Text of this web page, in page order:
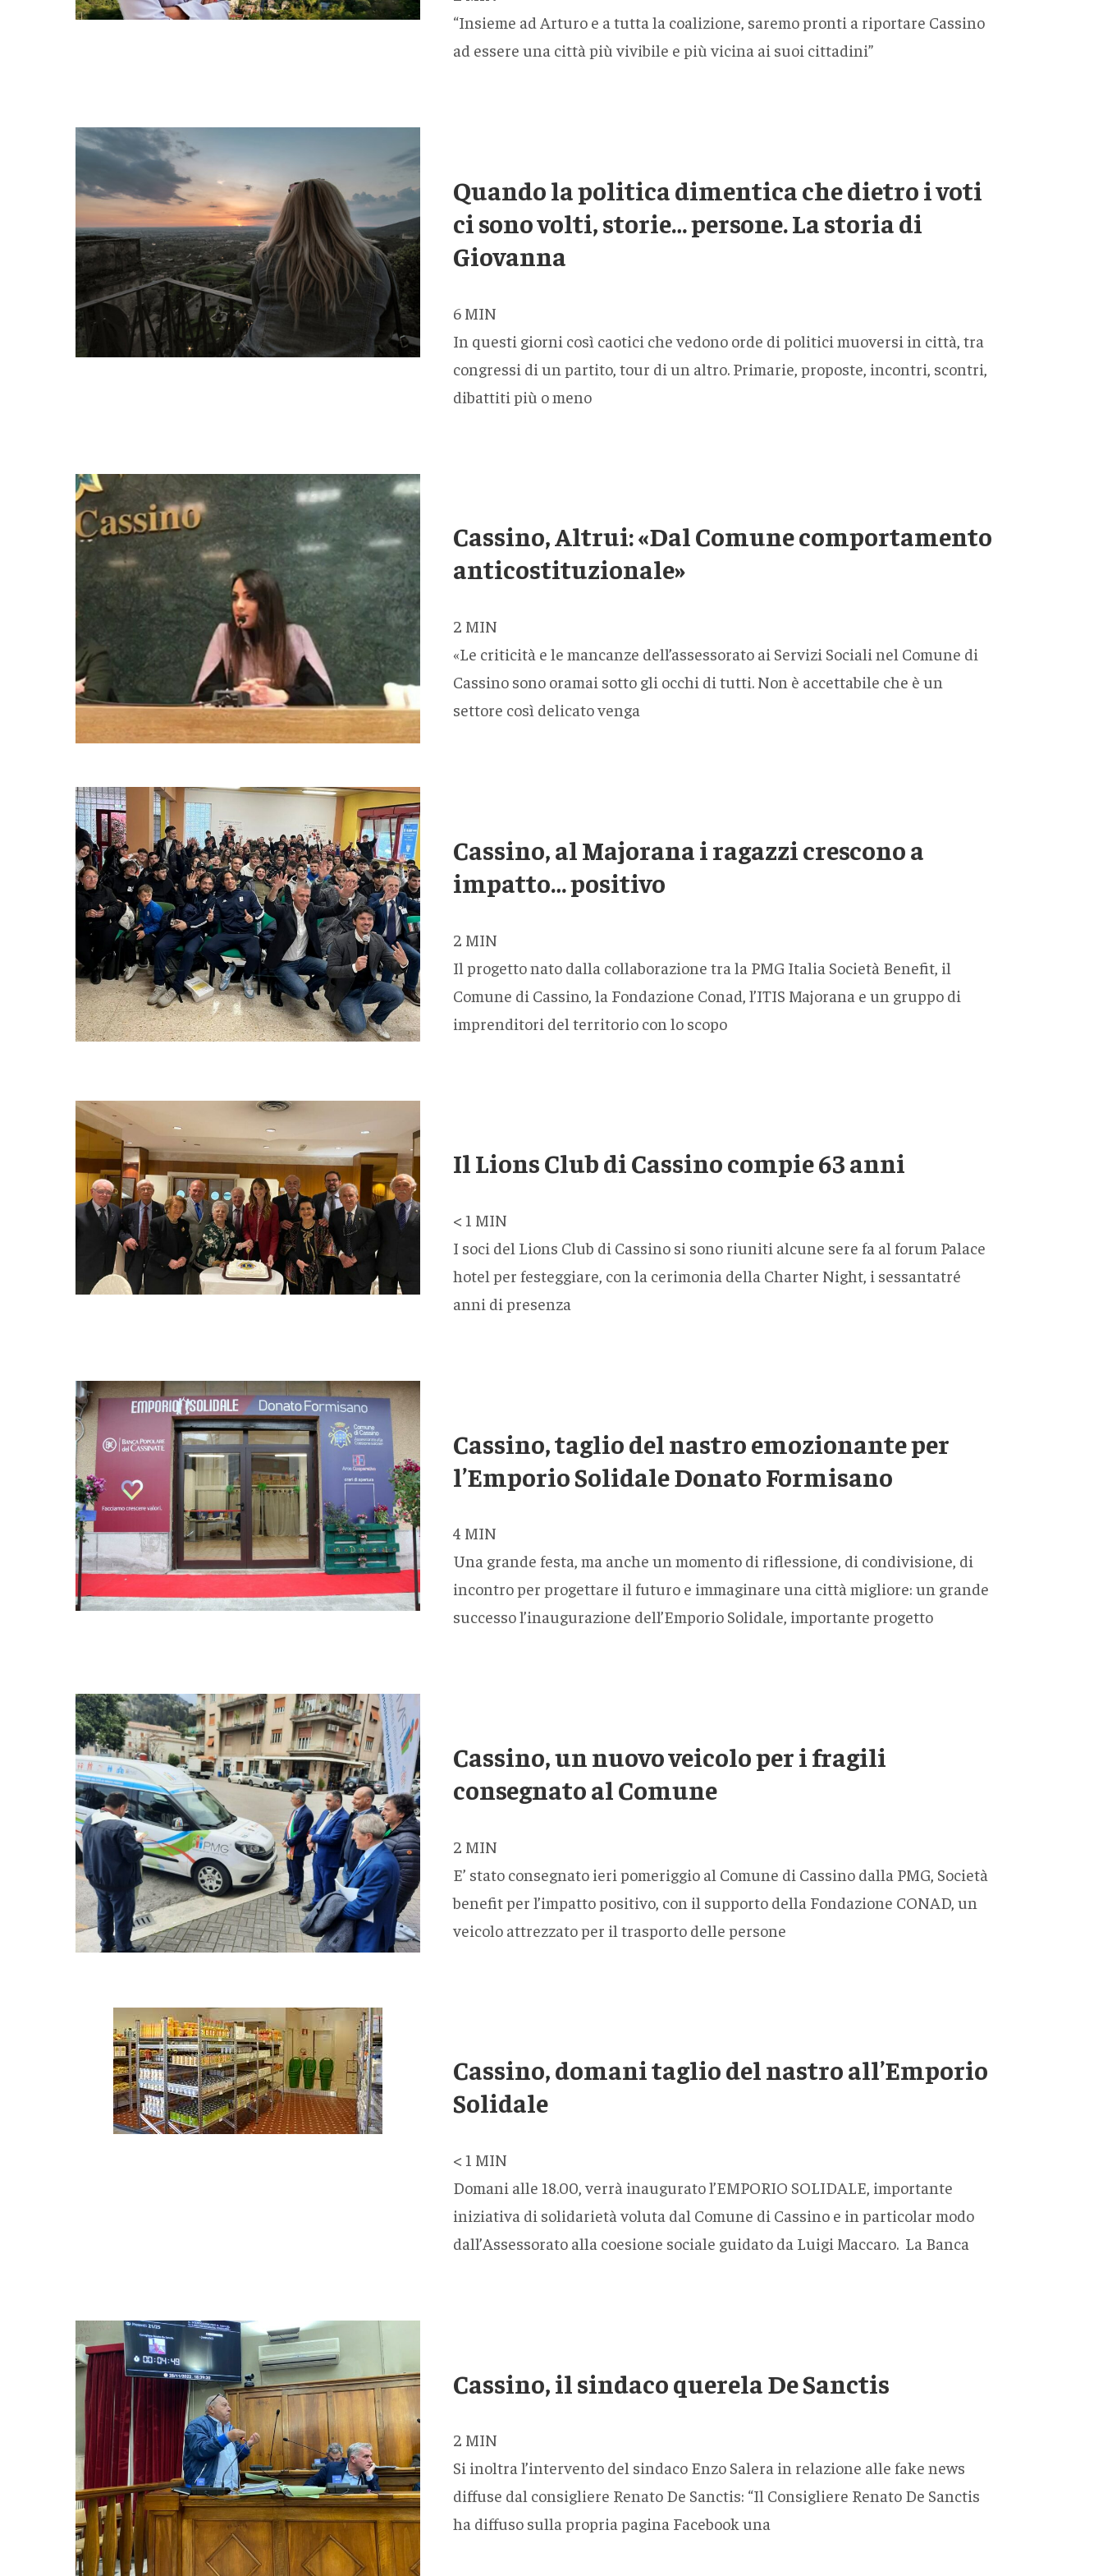
“Insieme ad Arturo e a tutta la coalizione, saremo pronti a riportare Cassino
ad essere una città più vivibile e più vicina ai suoi cittadini”
Quando la politica dimentica che dietro i voti
ci sono volti, storie… persone. La storia di
Giovanna
6 MIN
In questi giorni così caotici che vedono orde di politici muoversi in città, tra
congressi di un partito, tour di un altro. Primarie, proposte, incontri, scontri,
dibattiti più o meno
Cassino, Altrui: «Dal Comune comportamento
anticostituzionale»
2 MIN
«Le criticità e le mancanze dell’assessorato ai Servizi Sociali nel Comune di
Cassino sono oramai sotto gli occhi di tutti. Non è accettabile che è un
settore così delicato venga
Cassino, al Majorana i ragazzi crescono a
impatto… positivo
2 MIN
Il progetto nato dalla collaborazione tra la PMG Italia Società Benefit, il
Comune di Cassino, la Fondazione Conad, l’ITIS Majorana e un gruppo di
imprenditori del territorio con lo scopo
Il Lions Club di Cassino compie 63 anni
< 1 MIN
I soci del Lions Club di Cassino si sono riuniti alcune sere fa al forum Palace
hotel per festeggiare, con la cerimonia della Charter Night, i sessantatré
anni di presenza
Cassino, taglio del nastro emozionante per
l’Emporio Solidale Donato Formisano
4 MIN
Una grande festa, ma anche un momento di riflessione, di condivisione, di
incontro per progettare il futuro e immaginare una città migliore: un grande
successo l’inaugurazione dell’Emporio Solidale, importante progetto
Cassino, un nuovo veicolo per i fragili
consegnato al Comune
2 MIN
E’ stato consegnato ieri pomeriggio al Comune di Cassino dalla PMG, Società
benefit per l’impatto positivo, con il supporto della Fondazione CONAD, un
veicolo attrezzato per il trasporto delle persone
Cassino, domani taglio del nastro all’Emporio
Solidale
< 1 MIN
Domani alle 18.00, verrà inaugurato l’EMPORIO SOLIDALE, importante
iniziativa di solidarietà voluta dal Comune di Cassino e in particolar modo
dall’Assessorato alla coesione sociale guidato da Luigi Maccaro. La Banca
Cassino, il sindaco querela De Sanctis
2 MIN
Si inoltra l’intervento del sindaco Enzo Salera in relazione alle fake news
diffuse dal consigliere Renato De Sanctis: “Il Consigliere Renato De Sanctis
ha diffuso sulla propria pagina Facebook una